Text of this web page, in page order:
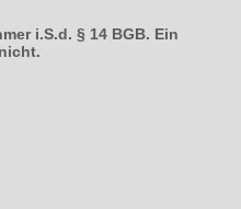
i.S.d. § 14 BGB. Ein